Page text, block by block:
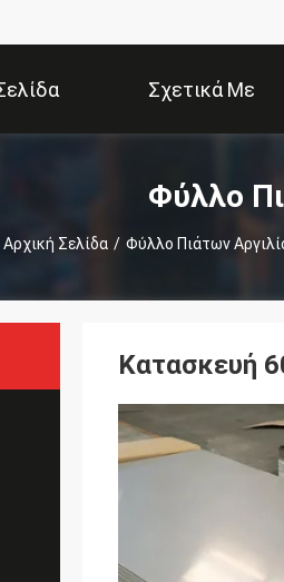
Σχετικά Με
Εμάς
Φύλλο
Αρχική Σελίδα / Φύλλο Πιάτων
Κατασκευή